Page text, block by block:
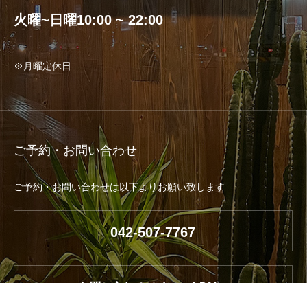
火曜~日曜10:00 ~ 22:00
※月曜定休日
ご予約・お問い合わせ
ご予約・お問い合わせは以下よりお願い致します
042-507-7767